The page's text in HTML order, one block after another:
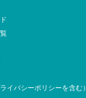
イバシーポリシーを含む）